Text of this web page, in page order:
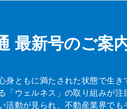
最新号のご案
身ともに満たされた状態で生き
「ウェルネス」の取り組みが注
動が見られ、不動産業界でも